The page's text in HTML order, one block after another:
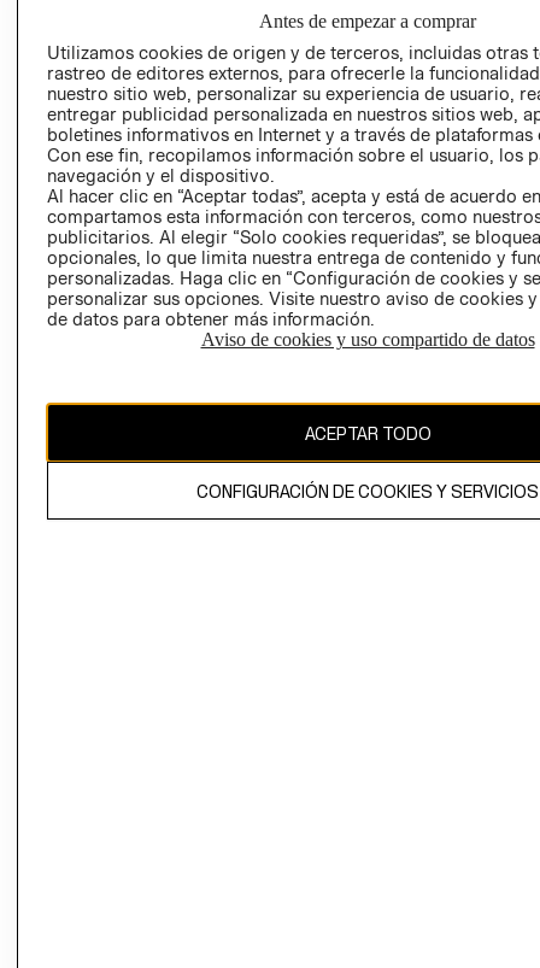
PROGRAMA DE
Y ÉTICA (INGLÉS)
COMERCIO - SIC
PETICIONES
QUEJAS Y
RECLAMOS
Colombia ($)
CAMBIAR REGIÓN
El contenido de esta página web está protegido por copyright y es
Antes de empezar a comprar
Utilizamos cookies de origen y de terceros, incluidas otras
rastreo de editores externos, para ofrecerle la
nuestro sitio web, personalizar su experiencia de usuario,
entregar publicidad personalizada en nuestros sitios web,
boletines informativos en Internet y a través de plataformas
Con ese fin, recopilamos información sobre el usuario, los
navegación y el dispositivo.
Al hacer clic en “Aceptar todas”, acepta y está de acuerdo
compartamos esta información con terceros, como
publicitarios. Al elegir “Solo cookies requeridas”, se
opcionales, lo que limita nuestra entrega de contenido y
personalizadas. Haga clic en “Configuración de cookies y
personalizar sus opciones. Visite nuestro aviso de cookies
de datos para obtener más información.
Aviso de cookies y uso compartido de datos
ACEPTAR TODO
CONFIGURACIÓN DE COOKIES Y SERVICIOS